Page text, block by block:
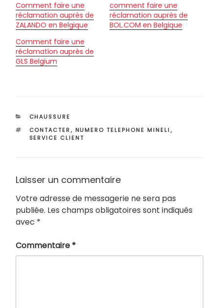
Comment faire une
réclamation auprès de
ZALANDO en Belgique
comment faire une
réclamation auprès de
BOL.COM en Belgique
Comment faire une
réclamation auprès de
GLS Belgium
CATÉGORIES
CHAUSSURE
ÉTIQUETTES
CONTACTER, NUMERO TELEPHONE MINELI,
SERVICE CLIENT
Laisser un commentaire
Votre adresse de messagerie ne sera pas
publiée. Les champs obligatoires sont indiqués
avec *
Commentaire *